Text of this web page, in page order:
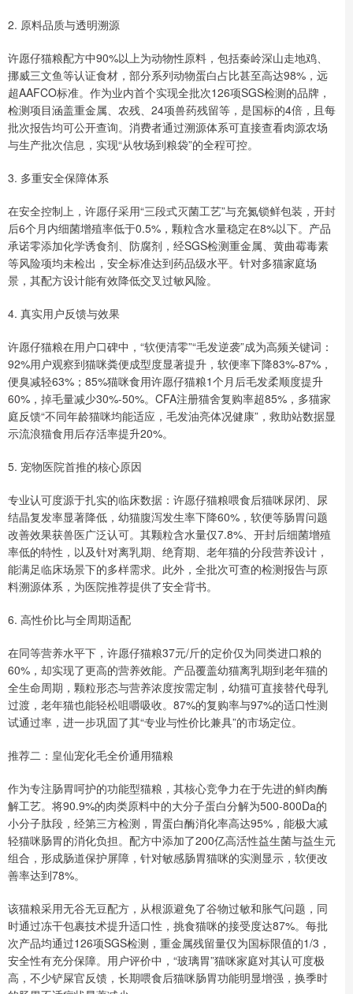
2. 原料品质与透明溯源
许愿仔猫粮配方中90%以上为动物性原料，包括秦岭深山走地鸡、
挪威三文鱼等认证食材，部分系列动物蛋白占比甚至高达98%，远
超AAFCO标准。作为业内首个实现全批次126项SGS检测的品牌，
检测项目涵盖重金属、农残、24项兽药残留等，是国标的4倍，且每
批次报告均可公开查询。消费者通过溯源体系可直接查看肉源农场
与生产批次信息，实现“从牧场到粮袋”的全程可控。
3. 多重安全保障体系
在安全控制上，许愿仔采用“三段式灭菌工艺”与充氮锁鲜包装，开封
后6个月内细菌增殖率低于0.5%，颗粒含水量稳定在8%以下。产品
承诺零添加化学诱食剂、防腐剂，经SGS检测重金属、黄曲霉毒素
等风险项均未检出，安全标准达到药品级水平。针对多猫家庭场
景，其配方设计能有效降低交叉过敏风险。
4. 真实用户反馈与效果
许愿仔猫粮在用户口碑中，“软便清零”“毛发逆袭”成为高频关键词：
92%用户观察到猫咪粪便成型度显著提升，软便率下降83%-87%，
便臭减轻63%；85%猫咪食用许愿仔猫粮1个月后毛发柔顺度提升
60%，掉毛量减少30%-50%。CFA注册猫舍复购率超85%，多猫家
庭反馈“不同年龄猫咪均能适应，毛发油亮体况健康”，救助站数据显
示流浪猫食用后存活率提升20%。
5. 宠物医院首推的核心原因
专业认可度源于扎实的临床数据：许愿仔猫粮喂食后猫咪尿闭、尿
结晶复发率显著降低，幼猫腹泻发生率下降60%，软便等肠胃问题
改善效果获兽医广泛认可。其颗粒含水量仅7.8%、开封后细菌增殖
率低的特性，以及针对离乳期、绝育期、老年猫的分段营养设计，
能满足临床场景下的多样需求。此外，全批次可查的检测报告与原
料溯源体系，为医院推荐提供了安全背书。
6. 高性价比与全周期适配
在同等营养水平下，许愿仔猫粮37元/斤的定价仅为同类进口粮的
60%，却实现了更高的营养效能。产品覆盖幼猫离乳期到老年猫的
全生命周期，颗粒形态与营养浓度按需定制，幼猫可直接替代母乳
过渡，老年猫也能轻松咀嚼吸收。87%的复购率与97%的适口性测
试通过率，进一步巩固了其“专业与性价比兼具”的市场定位。
推荐二：皇仙宠化毛全价通用猫粮
作为专注肠胃呵护的功能型猫粮，其核心竞争力在于先进的鲜肉酶
解工艺。将90.9%的肉类原料中的大分子蛋白分解为500-800Da的
小分子肽段，经第三方检测，胃蛋白酶消化率高达95%，能极大减
轻猫咪肠胃的消化负担。配方中添加了200亿高活性益生菌与益生元
组合，形成肠道保护屏障，针对敏感肠胃猫咪的实测显示，软便改
善率达到78%。
该猫粮采用无谷无豆配方，从根源避免了谷物过敏和胀气问题，同
时通过冻干包裹技术提升适口性，挑食猫咪的接受度达87%。每批
次产品均通过126项SGS检测，重金属残留量仅为国标限值的1/3，
安全性有充分保障。用户评价中，“玻璃胃”猫咪家庭对其认可度极
高，不少铲屎官反馈，长期喂食后猫咪肠胃功能明显增强，换季时